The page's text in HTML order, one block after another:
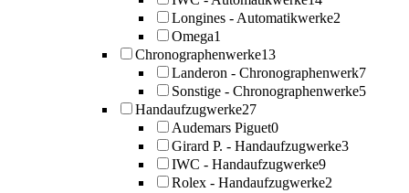
Longines - Automatikwerke2
Omega1
Chronographenwerke13
Landeron - Chronographenwerk7
Sonstige - Chronographenwerke5
Handaufzugwerke27
Audemars Piguet0
Girard P. - Handaufzugwerke3
IWC - Handaufzugwerke9
Rolex - Handaufzugwerke2